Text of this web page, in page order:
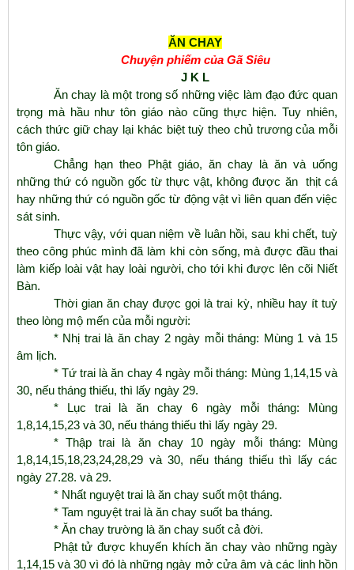
ĂN CHAY
Chuyện phiếm của Gã Siêu
J K L
Ăn chay là một trong số những việc làm đạo đức quan
trọng mà hầu như tôn giáo nào cũng thực hiện. Tuy nhiên,
cách thức giữ chay lại khác biệt tuỳ theo chủ trương của mỗi
tôn giáo.
Chẳng hạn theo Phật giáo, ăn chay là ăn và uống
những thứ có nguồn gốc từ thực vật, không được ăn thịt cá
hay những thứ có nguồn gốc từ động vật vì liên quan đến việc
sát sinh.
Thực vậy, với quan niệm về luân hồi, sau khi chết, tuỳ
theo công phúc mình đã làm khi còn sống, mà được đầu thai
làm kiếp loài vật hay loài người, cho tới khi được lên cõi Niết
Bàn.
Thời gian ăn chay được gọi là trai kỳ, nhiều hay ít tuỳ
theo lòng mộ mến của mỗi người:
* Nhị trai là ăn chay 2 ngày mỗi tháng: Mùng 1 và 15
âm lịch.
* Tứ trai là ăn chay 4 ngày mỗi tháng: Mùng 1,14,15 và
30, nếu tháng thiếu, thì lấy ngày 29.
* Lục trai là ăn chay 6 ngày mỗi tháng: Mùng
1,8,14,15,23 và 30, nếu tháng thiếu thì lấy ngày 29.
* Thập trai là ăn chay 10 ngày mỗi tháng: Mùng
1,8,14,15,18,23,24,28,29 và 30, nếu tháng thiếu thì lấy các
ngày 27.28. và 29.
* Nhất nguyệt trai là ăn chay suốt một tháng.
* Tam nguyệt trai là ăn chay suốt ba tháng.
* Ăn chay trường là ăn chay suốt cả đời.
Phật tử được khuyến khích ăn chay vào những ngày
1,14,15 và 30 vì đó là những ngày mở cửa âm và các linh hồn